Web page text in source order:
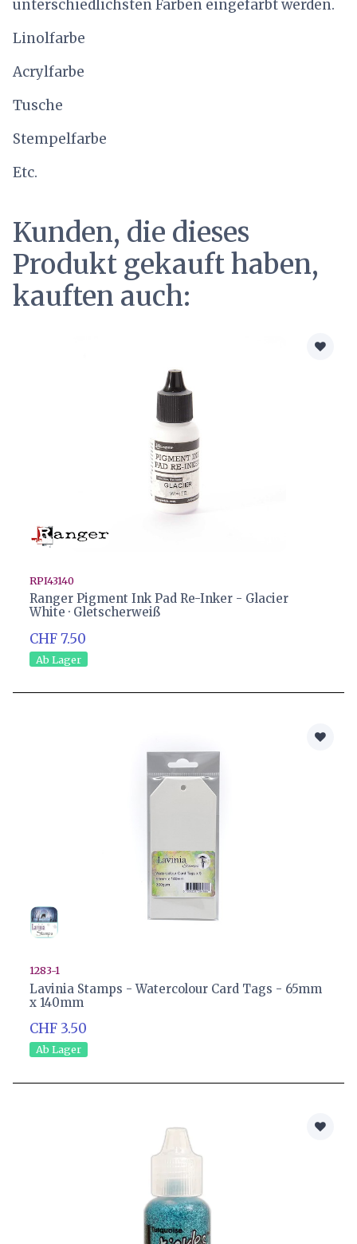
unterschiedlichsten Farben eingefärbt werden.
Linolfarbe
Acrylfarbe
Tusche
Stempelfarbe
Etc.
Kunden, die dieses
Produkt gekauft haben,
kauften auch:
RPI43140
Ranger Pigment Ink Pad Re-Inker - Glacier
White · Gletscherweiß
CHF 7.50
Ab Lager
1283-1
Lavinia Stamps - Watercolour Card Tags - 65mm
x 140mm
CHF 3.50
Ab Lager